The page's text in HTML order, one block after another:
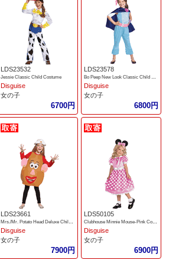
LDS23532
Jessie Classic Child Costume
Disguise
女の子
6700円
LDS23578
Bo Peep New Look Classic Child Costume
Disguise
女の子
6800円
LDS23661
Disguise
女の子
7900円
LDS50105
Disguise
女の子
6900円